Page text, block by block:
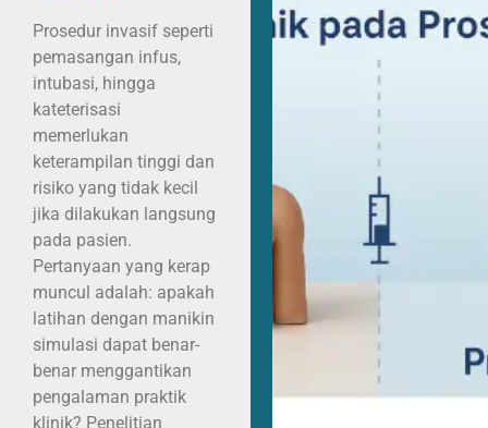
Prosedur invasif seperti
pemasangan infus,
intubasi, hingga
kateterisasi
memerlukan
keterampilan tinggi dan
risiko yang tidak kecil
jika dilakukan langsung
pada pasien.
Pertanyaan yang kerap
muncul adalah: apakah
latihan dengan manikin
simulasi dapat benar-
benar menggantikan
pengalaman praktik
klinik? Penelitian